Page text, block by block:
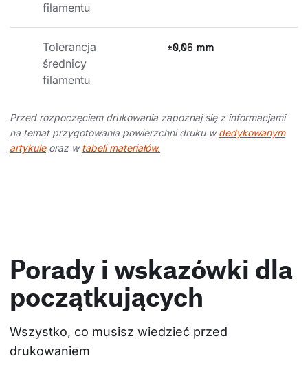
filamentu
Tolerancja
średnicy
filamentu
±0,06 mm
Przed rozpoczęciem drukowania zapoznaj się z informacjami
na temat przygotowania powierzchni druku wdedykowanym
artykuleoraz wtabeli materiałów.
Porady i wskazówki dla
początkujących
Wszystko, co musisz wiedzieć przed
drukowaniem